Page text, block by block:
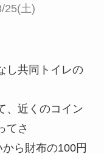
25(土)
し共同トイレの
、近くのコイン
てさ
ら財布の100円